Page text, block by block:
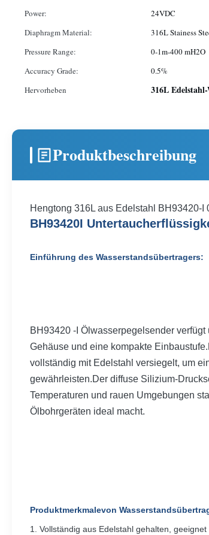
Power:
24VDC
Diaphragm Material:
316L Stainess
Pressure Range:
0-1m-400 mH2O
Accuracy Grade:
0.5%
Hervorheben
316L
Produktbeschreibung
Hengtong 316L aus Edelstahl BH93420-I
BH93420I
Einführung des Wasserstandsübertragers:
BH93420 -I Ölwasserpegelsender
Gehäuse und eine kompakte
vollständig mit Edelstahl versiegelt, um
gewährleisten.Der diffuse Silizium-
Temperaturen und rauen Umgebungen
Ölbohrgeräten ideal macht.
Produktmerkmalevon
1. Vollständig aus Edelstahl gehalten,